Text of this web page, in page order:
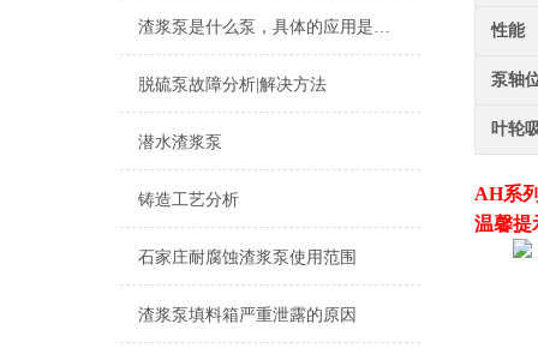
渣浆泵是什么泵，具体的应用是什么
脱硫泵故障分析|解决方法
潜水渣浆泵
铸造工艺分析
石家庄耐腐蚀渣浆泵使用范围
渣浆泵填料箱严重泄露的原因
性能
泵轴
叶轮
AH系
温馨提